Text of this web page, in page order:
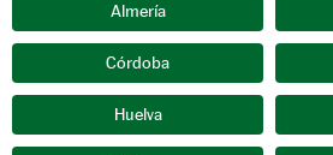
Almería
Córdoba
Huelva